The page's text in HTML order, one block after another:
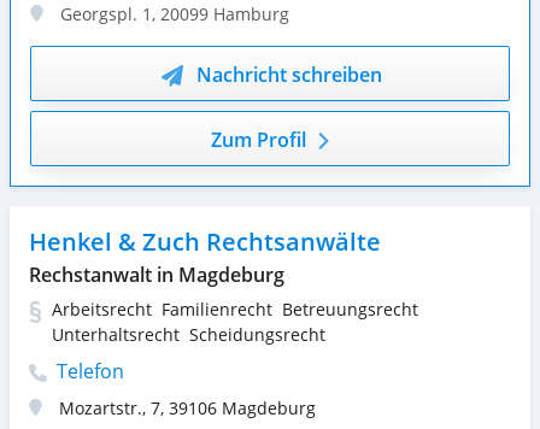
Georgspl. 1 , 20099 Hamburg
Nachricht schreiben
Zum Profil
Henkel & Zuch Rechtsanwälte
Rechstanwalt in Magdeburg
Arbeitsrecht Familienrecht Betreuungsrecht
Unterhaltsrecht Scheidungsrecht
Telefon
Mozartstr., 7, 39106 Magdeburg